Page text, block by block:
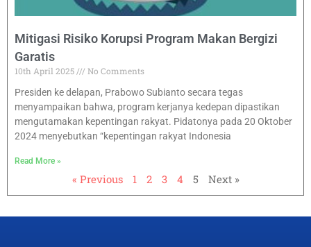
Mitigasi Risiko Korupsi Program Makan Bergizi
Garatis
10th April 2025
No Comments
Presiden ke delapan, Prabowo Subianto secara tegas
menyampaikan bahwa, program kerjanya kedepan dipastikan
mengutamakan kepentingan rakyat. Pidatonya pada 20 Oktober
2024 menyebutkan “kepentingan rakyat Indonesia
Read More »
« Previous 1 2 3 4 5 Next »